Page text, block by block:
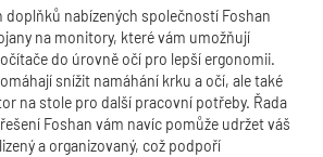
doplňků nabízených společností Foshan
na monitory, které vám umožňují
do úrovně očí pro lepší ergonomii.
snížit namáhání krku a očí, ale také
na stole pro další pracovní potřeby. Řada
Foshan vám navíc pomůže udržet váš
a organizovaný, což podpoří